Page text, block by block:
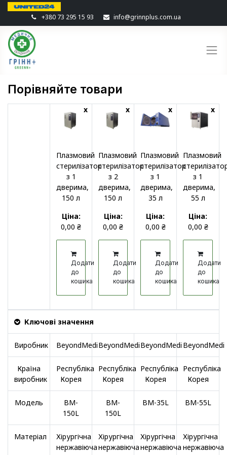
+380 73 295 15 93 info@grinnplus.com.ua
Порівняйте товари
x x x x
Плазмовий
стерилізатор
з 1
дверима,
150 л
Ціна:
0,00 ₴
Додати
до
кошика
Плазмовий
стерилізатор
з 2
дверима,
150 л
Ціна:
0,00 ₴
Додати
до
кошика
Плазмовий
стерилізатор
з 1
дверима,
35 л
Ціна:
0,00 ₴
Додати
до
кошика
Плазмовий
з 1
дверима,
55 л
Ціна:
0,00 ₴
Додати
до
кошика
Ключові значення
Виробник BeyondMediBeyondMediBeyondMedi BeyondMedi
Країна
виробник
Республіка
Корея
Республіка
Корея
Республіка
Корея
Республіка
Корея
Модель
BM-
150L
BM-
150L
BM-35L BM-55L
Матеріал
Хірургічна
нержавіюча
Хірургічна
нержавіюча
Хірургічна
нержавіюча
Хірургічна
нержавіюча